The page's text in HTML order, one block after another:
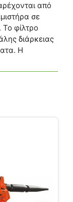
από
σε
φίλτρο
διάρκειας
Η